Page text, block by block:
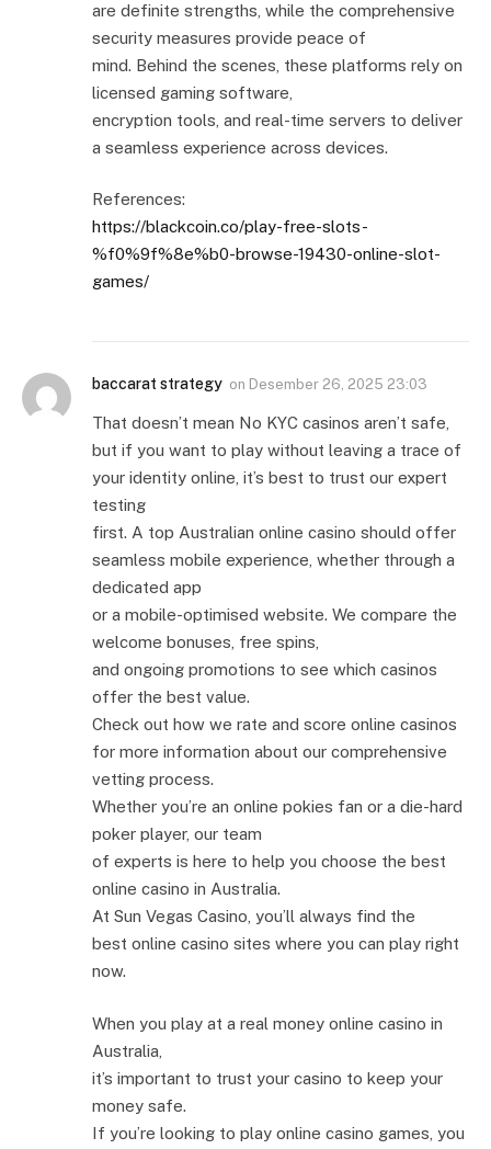
are definite strengths, while the comprehensive
security measures provide peace of
mind. Behind the scenes, these platforms rely on
licensed gaming software,
encryption tools, and real-time servers to deliver
a seamless experience across devices.
References:
https://blackcoin.co/play-free-slots-
%f0%9f%8e%b0-browse-19430-online-slot-
games/
baccarat strategy on Desember 26, 2025 23:03
That doesn’t mean No KYC casinos aren’t safe,
but if you want to play without leaving a trace of
your identity online, it’s best to trust our expert
testing
first. A top Australian online casino should offer
seamless mobile experience, whether through a
dedicated app
or a mobile-optimised website. We compare the
welcome bonuses, free spins,
and ongoing promotions to see which casinos
offer the best value.
Check out how we rate and score online casinos
for more information about our comprehensive
vetting process.
Whether you’re an online pokies fan or a die-hard
poker player, our team
of experts is here to help you choose the best
online casino in Australia.
At Sun Vegas Casino, you’ll always find the
best online casino sites where you can play right
now.
When you play at a real money online casino in
Australia,
it’s important to trust your casino to keep your
money safe.
If you’re looking to play online casino games, you